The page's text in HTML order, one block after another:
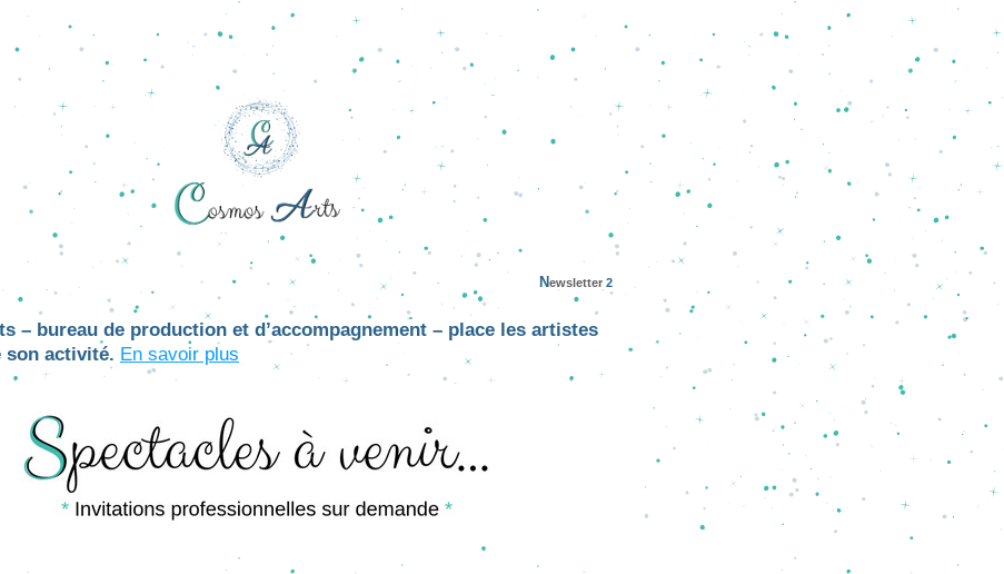
Newsletter 2
– bureau de production et d’accompagnement – place les artistes
activité. En savoir plus